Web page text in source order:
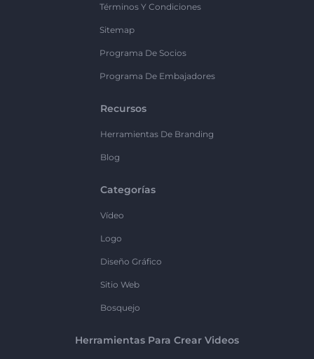
Términos Y Condiciones
Sitemap
Programa De Socios
Programa De Embajadores
Recursos
Herramientas De Branding
Blog
Categorías
Vídeo
Logo
Diseño Gráfico
Sitio Web
Bosquejo
Herramientas Para Crear Videos